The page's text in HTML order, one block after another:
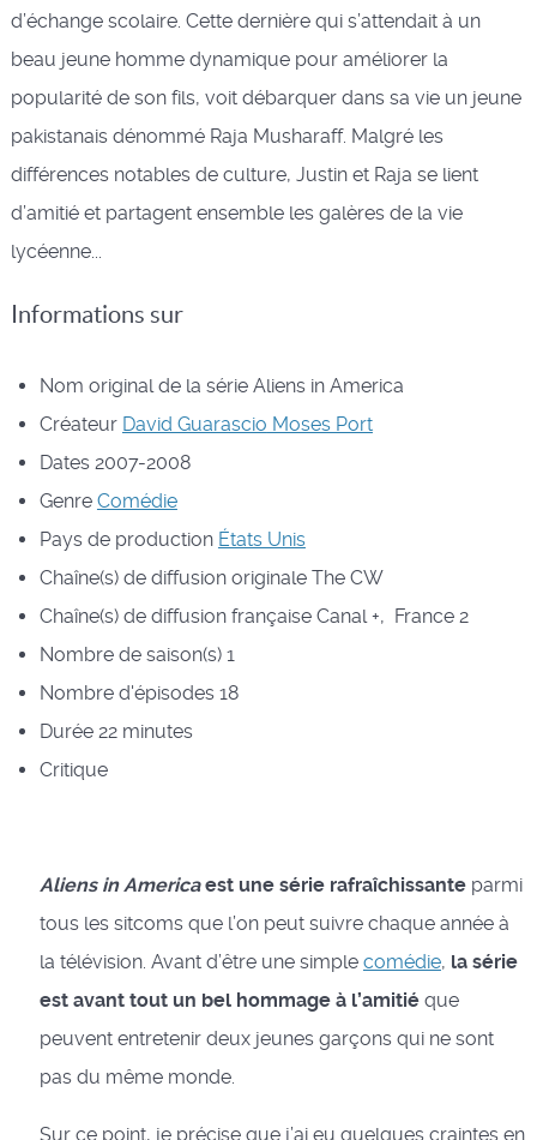
d’échange scolaire. Cette dernière qui s’attendait à un
beau jeune homme dynamique pour améliorer la
popularité de son fils, voit débarquer dans sa vie un jeune
pakistanais dénommé Raja Musharaff. Malgré les
différences notables de culture, Justin et Raja se lient
d’amitié et partagent ensemble les galères de la vie
lycéenne...
Informations sur
Nom original de la série Aliens in America
Créateur David Guarascio Moses Port
Dates 2007-2008
Genre Comédie
Pays de production États Unis
Chaîne(s) de diffusion originale The CW
Chaîne(s) de diffusion française Canal +, France 2
Nombre de saison(s) 1
Nombre d'épisodes 18
Durée 22 minutes
Critique
Aliens in Americaest une série rafraîchissanteparmi
tous les sitcoms que l’on peut suivre chaque année à
la télévision. Avant d’être une simple comédie, la série
est avant tout un bel hommage à l’amitiéque
peuvent entretenir deux jeunes garçons qui ne sont
pas du même monde.
Sur ce point, je précise que j’ai eu quelques craintes en